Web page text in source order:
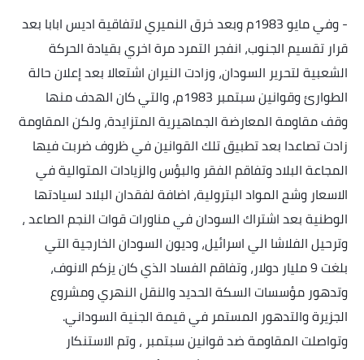
-
وفي مايو 1983م وبعد خرق النميري لاتفاقية اديس ابابا بعد
قرار تقسيم الجنوب، انفجر التمرد مرة اخري بقيادة الحركة
الشعبية لتحرير السودان، وزادت النيران اشتعالا بعد إعلان حالة
الطوارئ وقوانين سبتمبر 1983م، والتي كان الهدف منها
وقف مقاومة المعارضة الجماهيرية المتزايدة، ولكن المقاومة
زادت تصاعدا بعد تطبيق تلك القوانين في ظروف ضربت فيها
المجاعة البلاد وتفاقم الفقر والبؤس والزيادات المتوالية في
الاسعار وشح المواد البترولية، اضافة لفقدان البلاد لسيادتها
الوطنية بعد اشتراك السودان في مناورات قوات النجم الصاعد ،
وترحيل الفلاشا الي اسرائيل، وديون السودان الخارجية التي
بلغت 9 مليار دولار، وتفاقم الفساد الذي كان يزكم الانوف،
وتدهور مؤسسات السكة الحديد والنقل النهري ومشروع
الجزيرة والتدهور المستمر في قيمة الجنية السوداني.
وتواصلت المقاومة ضد قوانين سبتمبر ، وتم الاستنكار